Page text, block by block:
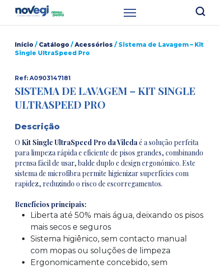
Início / Catálogo / Acessórios / Sistema de Lavagem – Kit
Single UltraSpeed Pro
Ref: A0903147181
SISTEMA DE LAVAGEM – KIT SINGLE
ULTRASPEED PRO
Descrição
O Kit Single UltraSpeed Pro da Viledaé a solução perfeita
para limpeza rápida e eficiente de pisos grandes, combinando
prensa fácil de usar, balde duplo e design ergonómico. Este
sistema de microfibra permite higienizar superfícies com
rapidez, reduzindo o risco de escorregamentos.
Benefícios principais:
Liberta até 50% mais água, deixando os pisos
mais secos e seguros
Sistema higiênico, sem contacto manual
com mopas ou soluções de limpeza
Ergonomicamente concebido, sem